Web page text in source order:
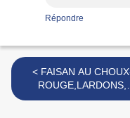
Répondre
< FAISAN AU CHOUX-
ROUGE,LARDONS,
MYRTILLES, SAUCE